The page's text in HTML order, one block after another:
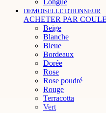
Longue
DEMOISELLE D'HONNEUR
ACHETER PAR
Beige
Blanche
Bleue
Bordeaux
Dorée
Rose
Rose poudré
Rouge
Terracotta
Vert